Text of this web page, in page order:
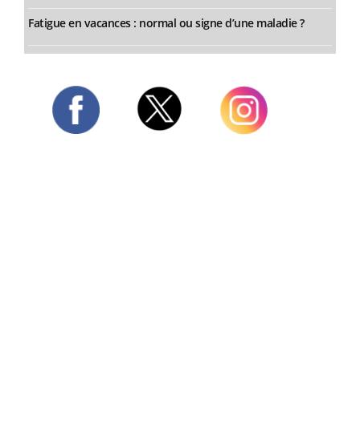
Fatigue en vacances : normal ou signe d’une maladie ?